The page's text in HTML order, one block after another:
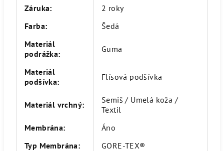
Záruka:
2 roky
Farba:
Šedá
Materiál
podrážka: Guma
Materiál
podšívka: Flísová podšívka
Materiál vrchný:
Semiš / Umelá koža /
Textil
Membrána:
Áno
Typ Membrána: GORE-TEX®